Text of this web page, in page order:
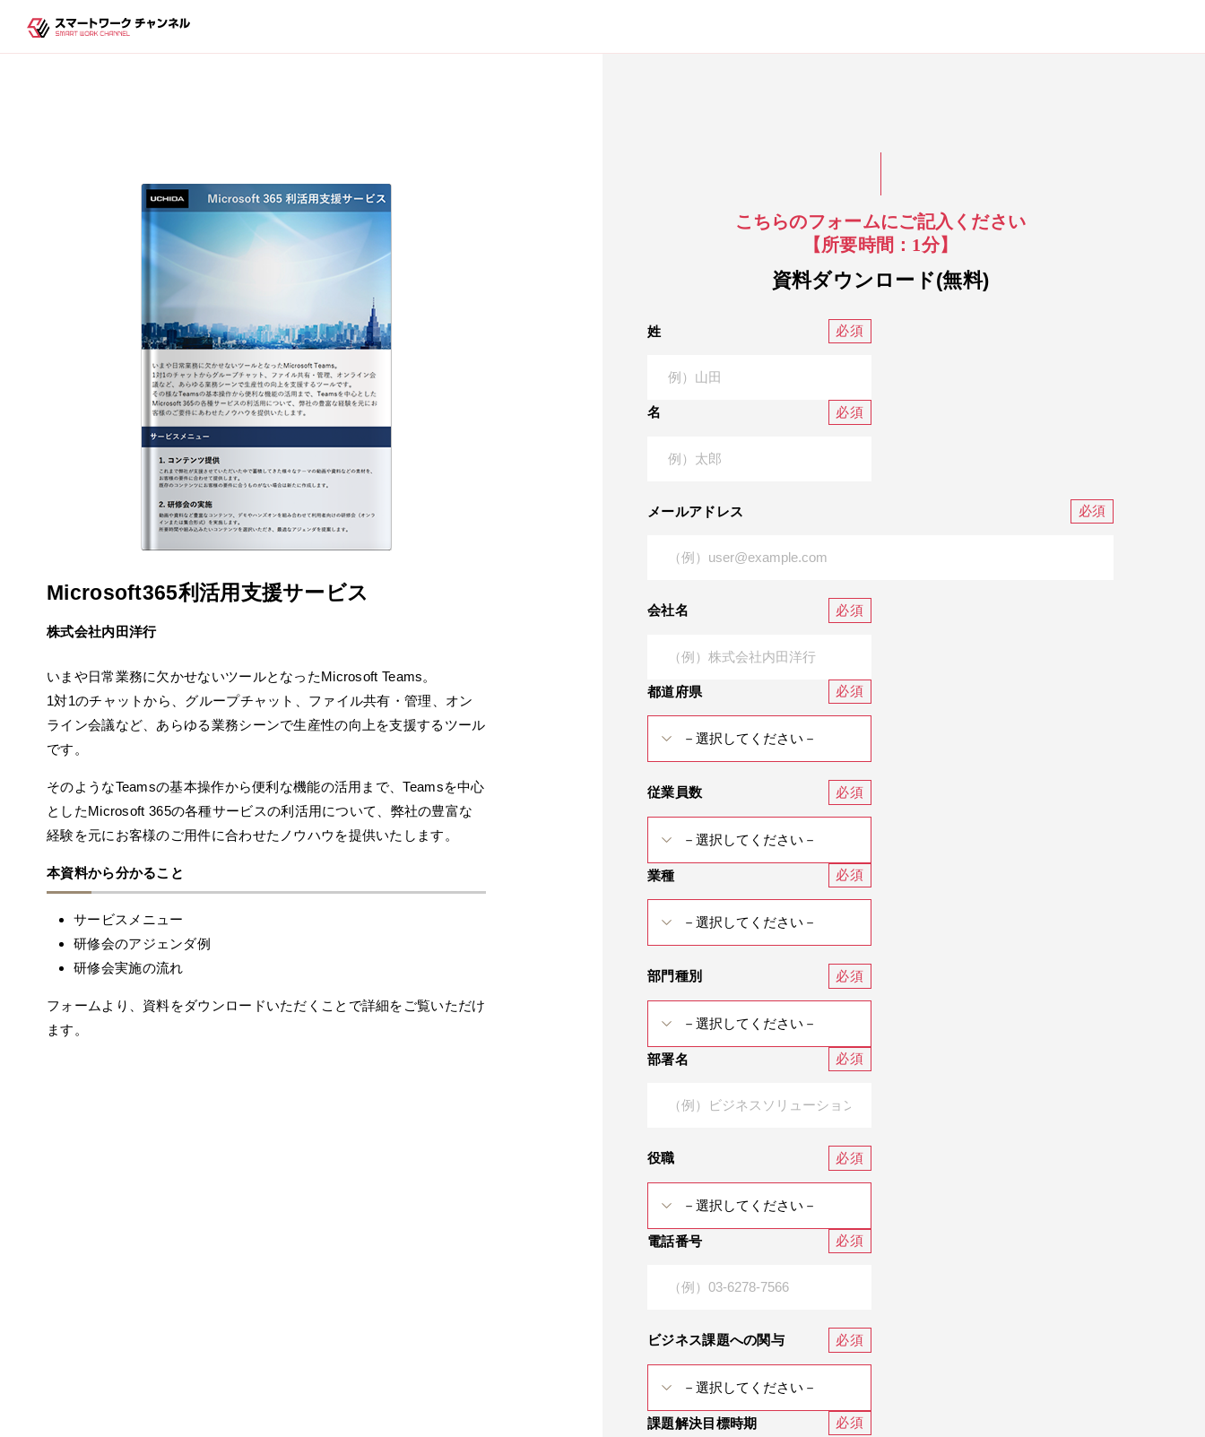
Microsoft365利活用支援サービス
株式会社内田洋行
いまや日常業務に欠かせないツールとなったMicrosoft Teams。
1対1のチャットから、グループチャット、ファイル共有・管理、オン
ライン会議など、あらゆる業務シーンで生産性の向上を支援するツール
です。
そのようなTeamsの基本操作から便利な機能の活用まで、Teamsを中心
としたMicrosoft 365の各種サービスの利活用について、弊社の豊富な
経験を元にお客様のご用件に合わせたノウハウを提供いたします。
本資料から分かること
サービスメニュー
研修会のアジェンダ例
研修会実施の流れ
フォームより、資料をダウンロードいただくことで詳細をご覧いただけ
ます。
こちらのフォームにご記入ください
【所要時間：1分】
資料ダウンロード(無料)
姓
名
メールアドレス
会社名
都道府県
従業員数
業種
部門種別
部署名
役職
電話番号
ビジネス課題への関与
課題解決目標時期